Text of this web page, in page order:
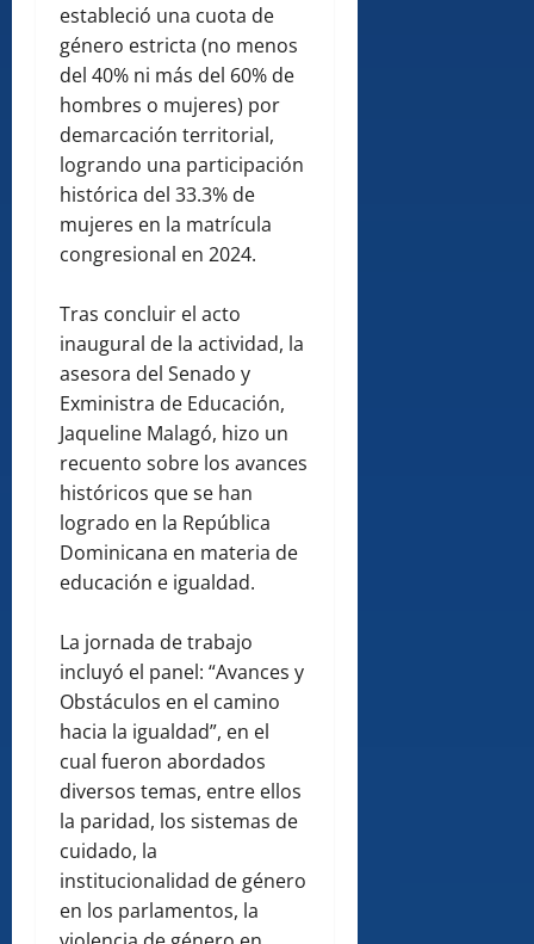
estableció una cuota de
género estricta (no menos
del 40% ni más del 60% de
hombres o mujeres) por
demarcación territorial,
logrando una participación
histórica del 33.3% de
mujeres en la matrícula
congresional en 2024.
Tras concluir el acto
inaugural de la actividad, la
asesora del Senado y
Exministra de Educación,
Jaqueline Malagó, hizo un
recuento sobre los avances
históricos que se han
logrado en la República
Dominicana en materia de
educación e igualdad.
La jornada de trabajo
incluyó el panel: “Avances y
Obstáculos en el camino
hacia la igualdad”, en el
cual fueron abordados
diversos temas, entre ellos
la paridad, los sistemas de
cuidado, la
institucionalidad de género
en los parlamentos, la